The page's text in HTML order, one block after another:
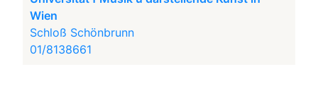
Wien
Schloß Schönbrunn
01/8138661